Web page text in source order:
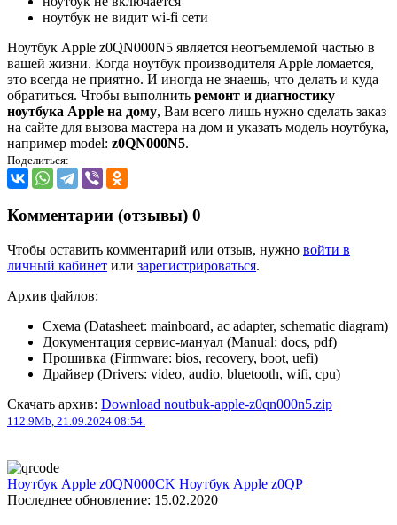
ноутбук не видит wi-fi сети
Ноутбук Apple z0QN000N5 является неотъемлемой частью в
вашей жизни. Когда ноутбук производителя Apple ломается,
это всегда не приятно. И иногда не знаешь, что делать и куда
обратиться. Чтобы выполнить ремонт и диагностику
ноутбука Apple на дому, Вам всего лишь нужно сделать заказ
на сайте для вызова мастера на дом и указать модель ноутбука,
например model: z0QN000N5.
Поделиться:
Комментарии (отзывы) 0
Чтобы оставить комментарий или отзыв, нужно войти в
личный кабинет или зарегистрироваться.
Архив файлов:
Схема (Datasheet: mainboard, ac adapter, schematic diagram)
Документация сервис-мануал (Manual: docs, pdf)
Прошивка (Firmware: bios, recovery, boot, uefi)
Драйвер (Drivers: video, audio, bluetooth, wifi, cpu)
Скачать архив: Download noutbuk-apple-z0qn000n5.zip
112.9Mb, 21.09.2024 08:54.
Ноутбук Apple z0QN000CK Ноутбук Apple z0QP
Последнее обновление: 15.02.2020